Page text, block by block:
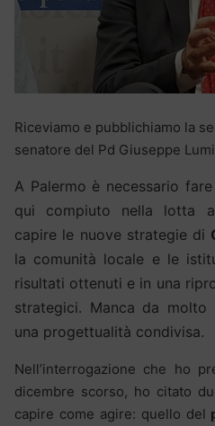
Riceviamo e pubblichiamo la
senatore del Pd Giuseppe
A Palermo è necessario
qui compiuto nella lotta
capire le nuove strategie di
la comunità locale e le
risultati ottenuti e in una
strategici. Manca da
una progettualità condivisa.
Nell’interrogazione che ho
dicembre scorso, ho citato
capire come agire: quello del